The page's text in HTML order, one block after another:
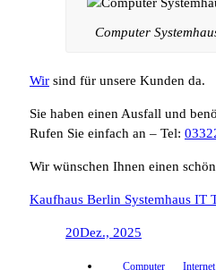
Computer
Wir sind für unsere Kunden da.
Sie haben einen Ausfall und
Rufen Sie einfach an – Tel:
Wir wünschen Ihnen einen
Kaufhaus Berlin Systemhaus IT
20Dez., 2025
Computer